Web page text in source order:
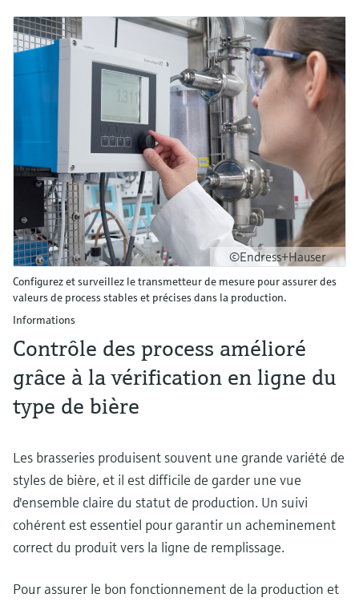
©Endress+Hauser
Configurez et surveillez le transmetteur de mesure pour assurer des
valeurs de process stables et précises dans la production.
Informations
Contrôle des process amélioré
grâce à la vérification en ligne du
type de bière
Les brasseries produisent souvent une grande variété de
styles de bière, et il est difficile de garder une vue
d'ensemble claire du statut de production. Un suivi
cohérent est essentiel pour garantir un acheminement
correct du produit vers la ligne de remplissage.
Pour assurer le bon fonctionnement de la production et